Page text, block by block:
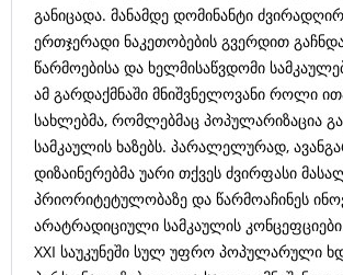
განიცადა. მანამდე დომინანტი
ერთჯერადი ნაკეთობების გვერდით
წარმოებისა და ხელმისაწვდომი
ამ გარდაქმნაში მნიშვნელოვანი როლი
სახლებმა, რომლებმაც პოპულარიზაცია
სამკაულის ხაზებს. პარალელურად,
დიზაინერებმა უარი თქვეს ძვირფასი
პრიორიტეტულობაზე და წარმოაჩინეს
არატრადიციული სამკაულის
XXI საუკუნეში სულ უფრო პოპულარული